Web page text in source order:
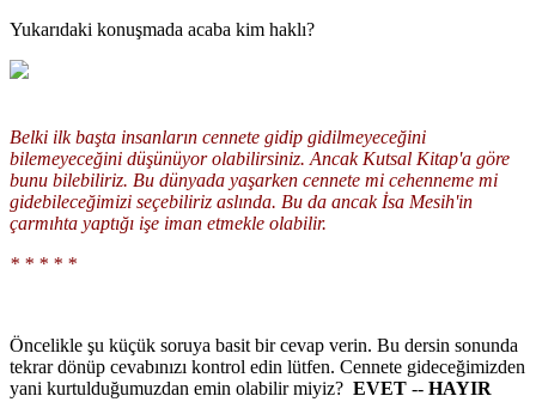
Yukarıdaki konuşmada acaba kim haklı?
Belki ilk başta insanların cennete gidip gidilmeyeceğini
bilemeyeceğini düşünüyor olabilirsiniz. Ancak Kutsal Kitap'a göre
bunu bilebiliriz. Bu dünyada yaşarken cennete mi cehenneme mi
gidebileceğimizi seçebiliriz aslında. Bu da ancak İsa Mesih'in
çarmıhta yaptığı işe iman etmekle olabilir.
* * * * *
Öncelikle şu küçük soruya basit bir cevap verin. Bu dersin sonunda
tekrar dönüp cevabınızı kontrol edin lütfen. Cennete gideceğimizden
yani kurtulduğumuzdan emin olabilir miyiz? EVET -- HAYIR